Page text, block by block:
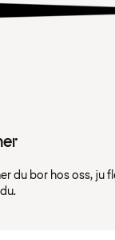
du bor hos oss, ju